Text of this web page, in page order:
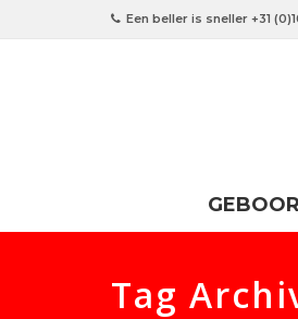
Een beller is sneller +31
Tag